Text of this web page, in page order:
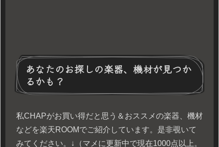
あなたのお探しの楽器、機材が見つか
るかも？
私CHAPがお買い得だと思う＆おススメの楽器、機材
などを楽天ROOMでご紹介しています。是非覗いて
みてください。↓（マメに更新中で現在1000点以上。